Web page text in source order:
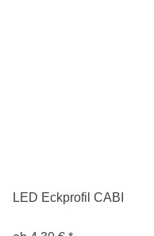
LED Eckprofil CABI